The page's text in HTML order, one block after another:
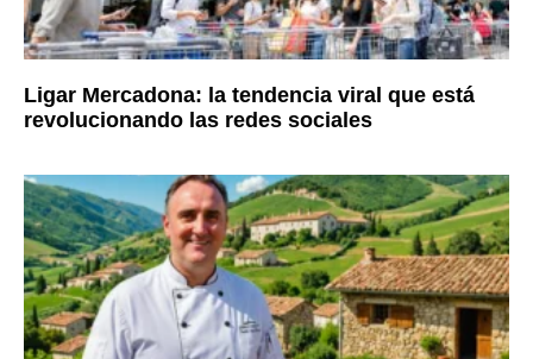
Ligar Mercadona: la tendencia viral que está
revolucionando las redes sociales